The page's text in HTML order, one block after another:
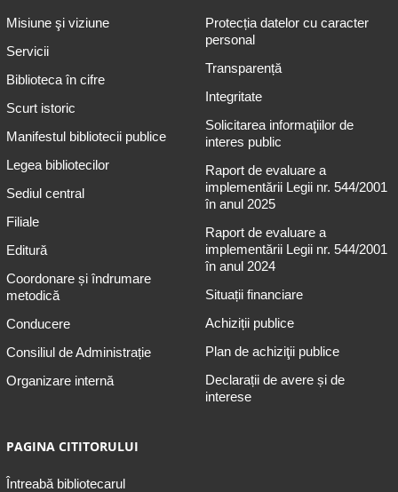
Misiune şi viziune
Servicii
Biblioteca în cifre
Scurt istoric
Manifestul bibliotecii publice
Legea bibliotecilor
Sediul central
Filiale
Editură
Coordonare și îndrumare
metodică
Conducere
Consiliul de Administrație
Organizare internă
Protecția datelor cu caracter
personal
Transparență
Integritate
Solicitarea informaţiilor de
interes public
Raport de evaluare a
implementării Legii nr. 544/2001
în anul 2025
Raport de evaluare a
implementării Legii nr. 544/2001
în anul 2024
Situații financiare
Achiziții publice
Plan de achiziţii publice
Declarații de avere și de
interese
PAGINA CITITORULUI
Întreabă bibliotecarul